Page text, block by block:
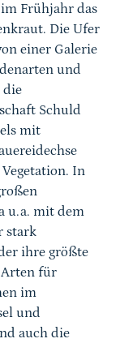
Frühjahr das
Die Ufer
einer Galerie
und
die
Schuld
mit
In
u.a. mit dem
stark
ihre größte
Arten für
im
und
auch die